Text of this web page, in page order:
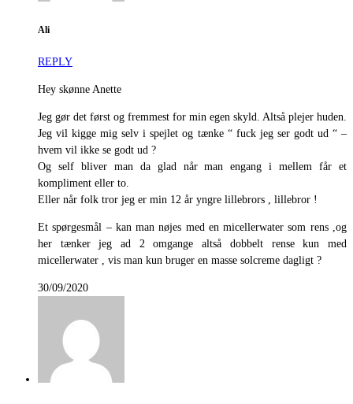
Ali
REPLY
Hey skønne Anette
Jeg gør det først og fremmest for min egen skyld. Altså plejer huden.
Jeg vil kigge mig selv i spejlet og tænke “ fuck jeg ser godt ud “ –
hvem vil ikke se godt ud ?
Og self bliver man da glad når man engang i mellem får et
kompliment eller to.
Eller når folk tror jeg er min 12 år yngre lillebrors , lillebror !
Et spørgesmål – kan man nøjes med en micellerwater som rens ,og
her tænker jeg ad 2 omgange altså dobbelt rense kun med
micellerwater , vis man kun bruger en masse solcreme dagligt ?
30/09/2020